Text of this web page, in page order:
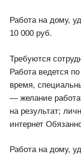
Работа на дому,
10 000 руб.
Требуются
Работа ведется
время,
— желание
на результат;
интернет
Работа на дому,